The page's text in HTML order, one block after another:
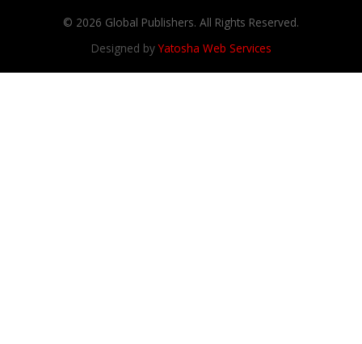
© 2026 Global Publishers. All Rights Reserved.
Designed byYatosha Web Services